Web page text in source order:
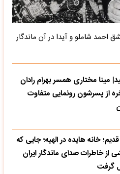
احمد شاملو و آیدا در آن ماندگار
مینا مختاری همسر بهرام رادان
از پسرشون رونمایی متفاوت
قدیم؛ خانه هایده در الهیه؛ جایی که
از خاطرات صدای ماندگار ایران
گرفت